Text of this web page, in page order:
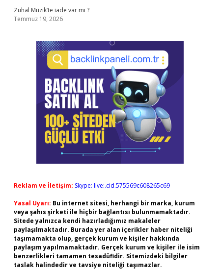
Zuhal Müzik’te iade var mı ?
Temmuz 19, 2026
Reklam ve İletişim: Skype: live:.cid.575569c608265c69
Yasal Uyarı: Bu internet sitesi, herhangi bir marka, kurum
veya şahıs şirketi ile hiçbir bağlantısı bulunmamaktadır.
Sitede yalnızca kendi hazırladığımız makaleler
paylaşılmaktadır. Burada yer alan içerikler haber niteliği
taşımamakta olup, gerçek kurum ve kişiler hakkında
paylaşım yapılmamaktadır. Gerçek kurum ve kişiler ile isim
benzerlikleri tamamen tesadüfidir. Sitemizdeki bilgiler
taslak halindedir ve tavsiye niteliği taşımazlar.